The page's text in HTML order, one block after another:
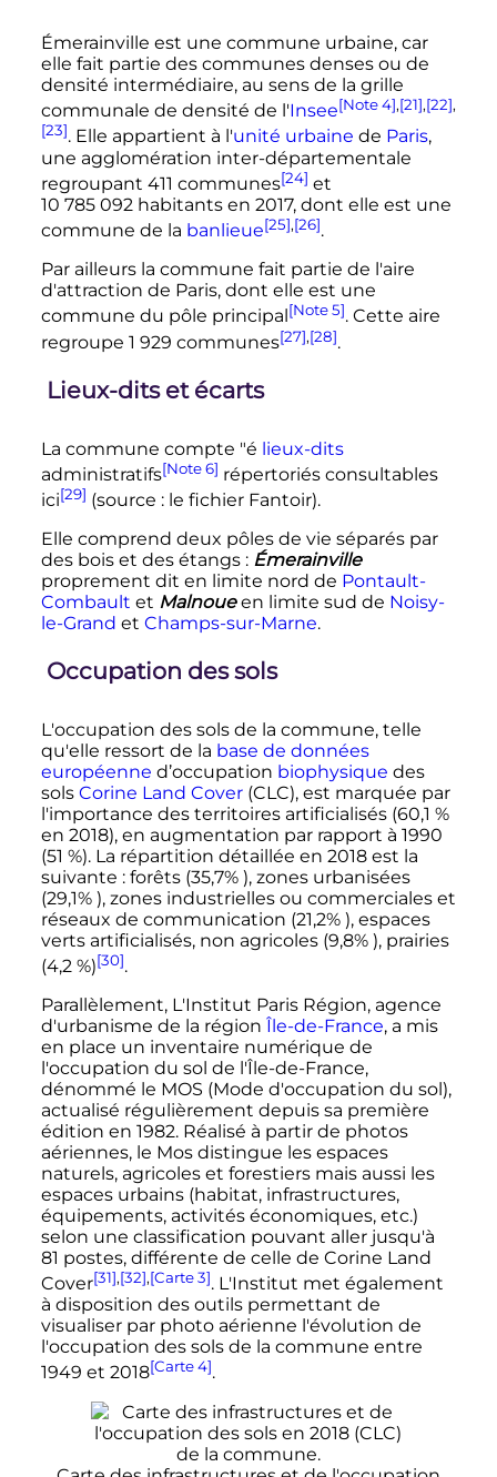
Émerainville est une commune urbaine, car
elle fait partie des communes denses ou de
densité intermédiaire, au sens de la grille
communale de densité de l'Insee[Note 4],[21],[22],
[23]. Elle appartient à l'unité urbaine de Paris,
une agglomération inter-départementale
regroupant 411 communes[24] et
10 785 092 habitantsen 2017, dont elle est une
commune de la banlieue[25],[26].
Par ailleurs la commune fait partie de l'aire
d'attraction de Paris, dont elle est une
commune du pôle principal [Note 5]. Cette aire
regroupe 1 929 communes[27],[28].
Lieux-dits et écarts
La commune compte "é lieux-dits
administratifs[Note 6] répertoriés consultables
ici[29] (source : le fichier Fantoir).
Elle comprend deux pôles de vie séparés par
des bois et des étangs : Émerainville
proprement dit en limite nord de Pontault-
Combault et Malnoueen limite sud de Noisy-
le-Grand et Champs-sur-Marne.
Occupation des sols
L'occupation des sols de la commune, telle
qu'elle ressort de la base de données
européenne d’occupation biophysique des
sols Corine Land Cover(CLC), est marquée par
l'importance des territoires artificialisés (60,1 %
en 2018), en augmentation par rapport à 1990
(51 %). La répartition détaillée en 2018 est la
suivante : forêts (35,7% ), zones urbanisées
(29,1% ), zones industrielles ou commerciales et
réseaux de communication (21,2% ), espaces
verts artificialisés, non agricoles (9,8% ), prairies
(4,2 %)[30].
Parallèlement, L'Institut Paris Région, agence
d'urbanisme de la région Île-de-France, a mis
en place un inventaire numérique de
l'occupation du sol de l'Île-de-France,
dénommé le MOS (Mode d'occupation du sol),
actualisé régulièrement depuis sa première
édition en 1982. Réalisé à partir de photos
aériennes, le Mos distingue les espaces
naturels, agricoles et forestiers mais aussi les
espaces urbains (habitat, infrastructures,
équipements, activités économiques, etc.)
selon une classification pouvant aller jusqu'à
81 postes, différente de celle de Corine Land
Cover[31],[32],[Carte 3]. L'Institut met également
à disposition des outils permettant de
visualiser par photo aérienne l'évolution de
l'occupation des sols de la commune entre
1949 et 2018[Carte 4].